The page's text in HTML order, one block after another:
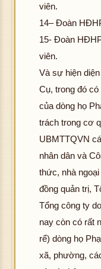
viên.
14– Đoàn
15- Đoàn
viên.
Và sự hiện
Cụ, trong đó
của dòng họ
trách trong cơ
UBMTTQVN
nhân dân và
thức, nhà
đồng quản trị,
Tổng công ty
nay còn có rất
rể) dòng họ
xã, phường,